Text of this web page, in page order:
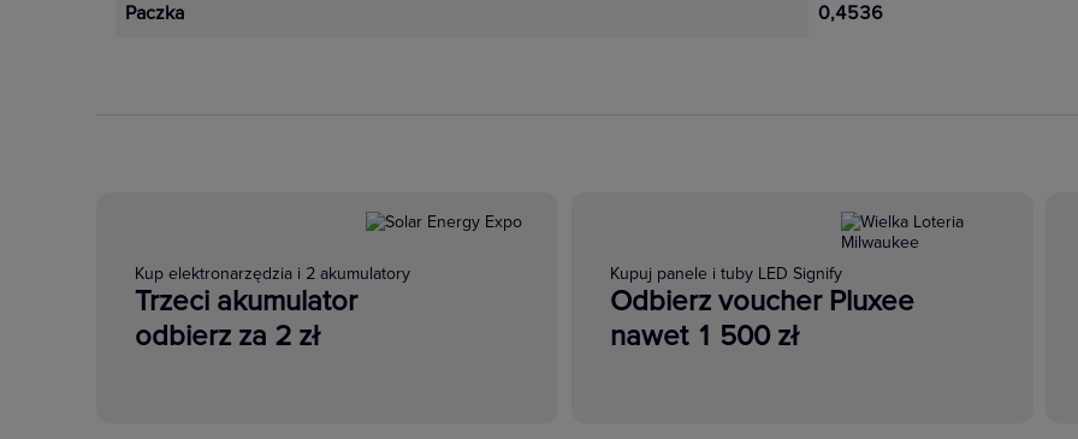
Paczka
0,4536
Kup elektronarzędzia i 2 akumulatory
Trzeci akumulator
odbierz za 2 zł
Kupuj panele i tuby LED Signify
Odbierz voucher Pluxee
nawet 1 500 zł